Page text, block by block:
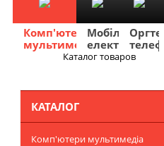
Комп'ютери
мультимедіа
Мобільна
електроніка
Каталог товаров
КАТАЛОГ
Комп'ютери мультимедіа